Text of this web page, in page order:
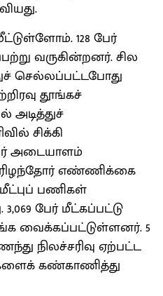
128 பேர்
வருகின்றனர். சில
செல்லப்பட்டபோது
தூங்கச்
அடித்துச்
சிக்கி
அடையாளம்
எண்ணிக்கை
பணிகள்
பேர் மீட்கப்பட்டு
வைக்கப்பட்டுள்ளனர். 5
நிலச்சரிவு ஏற்பட்ட
கண்காணித்து